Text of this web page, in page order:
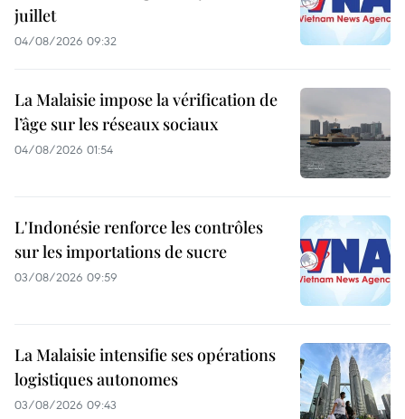
juillet
04/08/2026 09:32
La Malaisie impose la vérification de
l’âge sur les réseaux sociaux
04/08/2026 01:54
L'Indonésie renforce les contrôles
sur les importations de sucre
03/08/2026 09:59
La Malaisie intensifie ses opérations
logistiques autonomes
03/08/2026 09:43